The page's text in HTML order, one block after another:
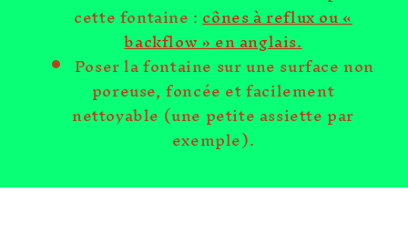
cette fontaine :cônes à reflux ou «
backflow » en anglais.
Poser la fontaine sur une surface non
poreuse, foncée et facilement
nettoyable (une petite assiette par
exemple).